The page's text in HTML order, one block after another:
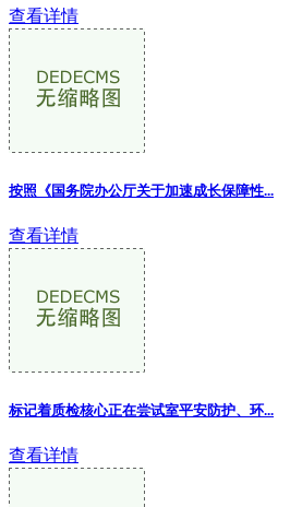
查看详情
按照《国务院办公厅关于加速成长保障性...
查看详情
标记着质检核心正在尝试室平安防护、环...
查看详情